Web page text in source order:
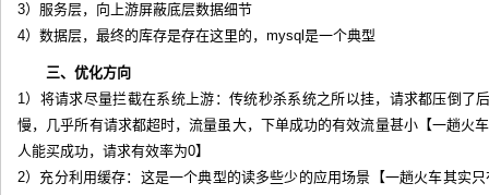
3）服务层，向上游屏蔽底层数据细节
4）数据层，最终的库存是存在这里的，mysql是一个典型
三、优化方向
1）将请求尽量拦截在系统上游：传统秒杀系统之所以挂，请求都压倒了
慢，几乎所有请求都超时，流量虽大，下单成功的有效流量甚小【一趟火
人能买成功，请求有效率为0】
2）充分利用缓存：这是一个典型的读多些少的应用场景【一趟火车其实